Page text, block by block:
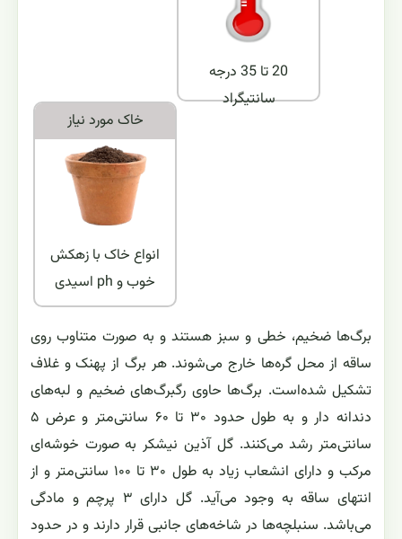
20 تا 35 درجه
سانتیگراد
خاک مورد نياز
انواع خاک با زهکش
خوب و ph اسیدی
برگ‌ها ضخیم، خطی و سبز هستند و به صورت متناوب روی
ساقه از محل گره‌ها خارج می‌شوند. هر برگ از پهنک و غلاف
تشکیل شده‌است. برگ‌ها حاوی رگبرگ‌های ضخیم و لبه‌های
دندانه دار و به طول حدود ۳۰ تا ۶۰ سانتی‌متر و عرض ۵
سانتی‌متر رشد می‌کنند. گل آذین نیشکر به صورت خوشه‌ای
مرکب و دارای انشعاب زیاد به طول ۳۰ تا ۱۰۰ سانتی‌متر و از
انتهای ساقه به وجود می‌آید. گل دارای ۳ پرچم و مادگی
می‌باشد. سنبلچه‌ها در شاخه‌های جانبی قرار دارند و در حدود